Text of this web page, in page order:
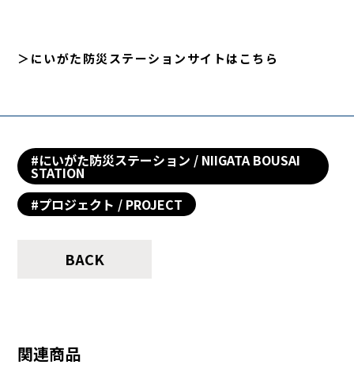
＞にいがた防災ステーションサイトはこちら
#にいがた防災ステーション / NIIGATA BOUSAI
STATION
#プロジェクト / PROJECT
BACK
関連商品